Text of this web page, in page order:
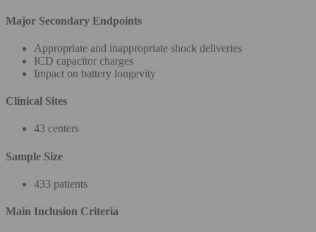
Major Secondary Endpoints
Appropriate and inappropriate shock deliveries
ICD capacitor charges
Impact on battery longevity
Clinical Sites
43 centers
Sample Size
433 patients
Main Inclusion Criteria